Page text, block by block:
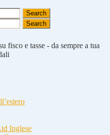
fisco e tasse - da sempre a tua
Inglese